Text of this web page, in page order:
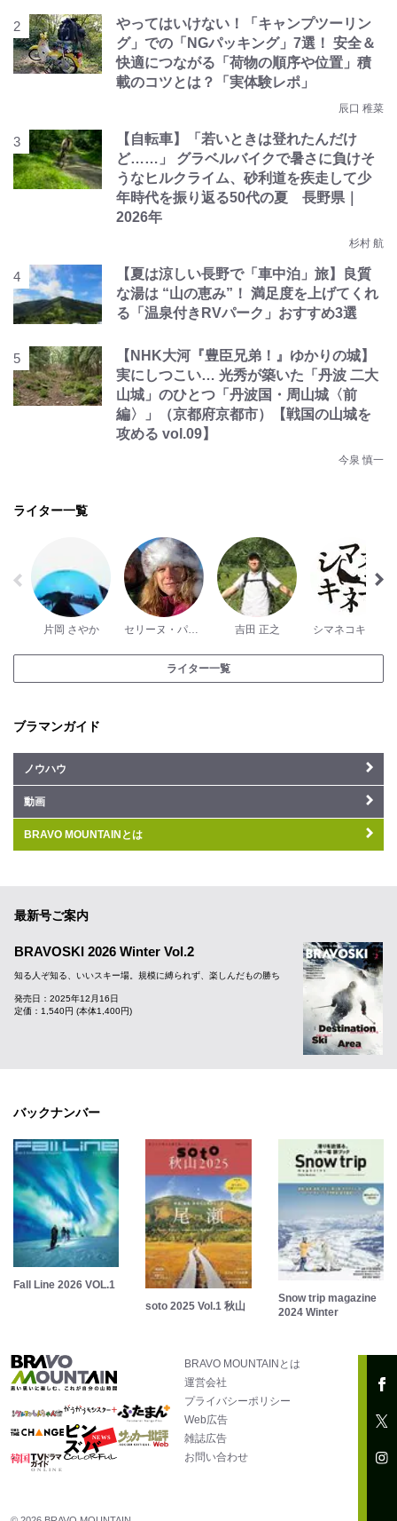
やってはいけない！「キャンプツーリン
グ」での「NGパッキング」7選！ 安全＆
快適につながる「荷物の順序や位置」積
載のコツとは？「実体験レポ」
辰口 稚菜
【自転車】「若いときは登れたんだけ
ど……」 グラベルバイクで暑さに負けそ
うなヒルクライム、砂利道を疾走して少
年時代を振り返る50代の夏 長野県｜
2026年
杉村 航
【夏は涼しい長野で「車中泊」旅】良質
な湯は “山の恵み”！ 満足度を上げてくれ
る「温泉付きRVパーク」おすすめ3選
【NHK大河『豊臣兄弟！』ゆかりの城】
実にしつこい… 光秀が築いた「丹波 二大
山城」のひとつ「丹波国・周山城〈前
編〉」（京都府京都市）【戦国の山城を
攻める vol.09】
今泉 慎一
ライター一覧
片岡 さやか セリーヌ・パッシュ 吉田 正之 シマネコキネマ
ライター一覧
ブラマンガイド
ノウハウ
動画
BRAVO MOUNTAINとは
最新号ご案内
BRAVOSKI 2026 Winter Vol.2
知る人ぞ知る、いいスキー場。規模に縛られず、楽しんだもの勝ち
発売日：2025年12月16日
定価：1,540円 (本体1,400円)
バックナンバー
Fall Line 2026 VOL.1
soto 2025 Vol.1 秋山
Snow trip magazine
2024 Winter
BRAVO MOUNTAINとは
運営会社
プライバシーポリシー
Web広告
雑誌広告
お問い合わせ